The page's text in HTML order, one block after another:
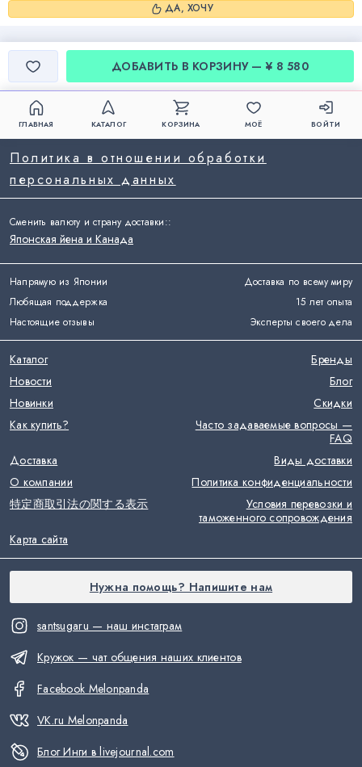
ДА, ХОЧУ
ДОБАВИТЬ В КОРЗИНУ — ¥ 8 580
ГЛАВНАЯ КАТАЛОГ КОРЗИНА МОЁ ВОЙТИ
Напрямую из Японии
Доставка по всему миру
Любящая поддержка
15 лет опыта
Настоящие отзывы
Эксперты своего дела
santsugaru — наш инстаграм
Кружок — чат общения наших клиентов
Facebook Melonpanda
VK.ru Melonpanda
Блог Инги в livejournal.com
Политика в отношении обработки
персональных данных
Каталог
Бренды
Новости
Блог
Новинки
Скидки
Как купить?
Часто задаваемые вопросы —
FAQ
Доставка
Виды доставки
О компании
Политика конфиденциальности
特定商取引法の関する表示
Условия перевозки и
таможенного сопровождения
Карта сайта
Сменить валюту и страну доставки::
Японская йена и Канада
Нужна помощь? Напишите нам